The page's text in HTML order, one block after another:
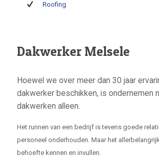
Roofing
Dakwerker Melsele
Hoewel we over meer dan 30 jaar
dakwerker beschikken, is ondernemen
dakwerken alleen.
Het runnen van een bedrijf is tevens goede
personeel onderhouden. Maar het
behoefte kennen en invullen.